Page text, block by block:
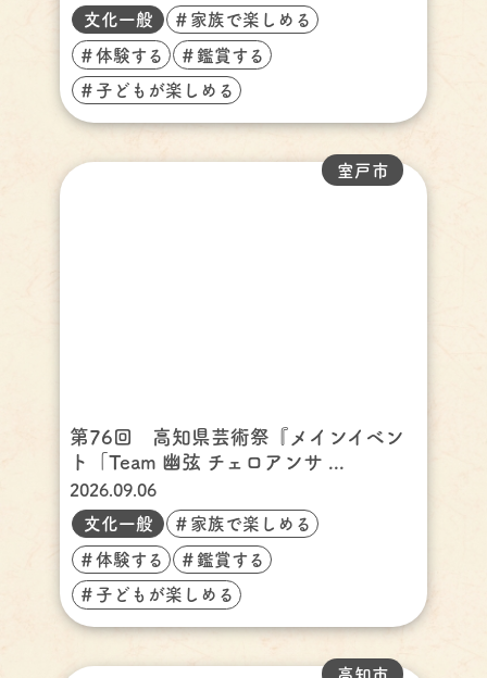
文化一般
＃家族で楽しめる
＃体験する ＃鑑賞する
＃子どもが楽しめる
第76回 高知県芸術祭『メインイベン
ト「Team 幽弦 チェロアンサ ...
室戸市
2026.09.06
文化一般
＃家族で楽しめる
＃体験する ＃鑑賞する
＃子どもが楽しめる